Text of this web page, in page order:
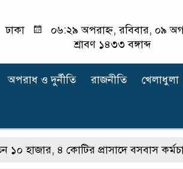
ঢাকা
০৬:২৯ অপরাহ্ন, রবিবার, ০৯
শ্রাবণ ১৪৩৩ বঙ্গাব্দ
অপরাধ ‍ও দুর্নীতি রাজনীতি খেলাধুলা
৪ কোটির প্রাসাদে বসবাস কর্মচারীর!